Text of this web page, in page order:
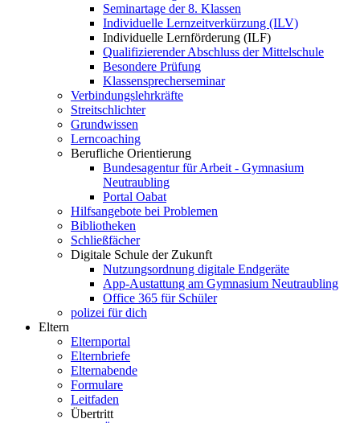
Seminartage der 8. Klassen
Individuelle Lernzeitverkürzung (ILV)
Individuelle Lernförderung (ILF)
Qualifizierender Abschluss der Mittelschule
Besondere Prüfung
Klassensprecherseminar
Verbindungslehrkräfte
Streitschlichter
Grundwissen
Lerncoaching
Berufliche Orientierung
Bundesagentur für Arbeit - Gymnasium
Neutraubling
Portal Oabat
Hilfsangebote bei Problemen
Bibliotheken
Schließfächer
Digitale Schule der Zukunft
Nutzungsordnung digitale Endgeräte
App-Austattung am Gymnasium Neutraubling
Office 365 für Schüler
polizei für dich
Eltern
Elternportal
Elternbriefe
Elternabende
Formulare
Leitfaden
Übertritt